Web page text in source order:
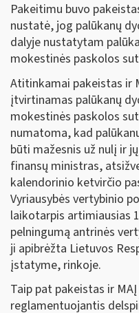
Pakeitimu buvo
nustatė, jog palūkanų
dalyje nustatytam
mokestinės paskolos
Atitinkamai pakeistas ir
įtvirtinamas palūkanų
mokestinės paskolos
numatoma, kad
būti mažesnis už nulį ir
finansų ministras,
kalendorinio ketvirčio
Vyriausybės vertybinio
laikotarpis artimiausias
pelningumą antrinės
ji apibrėžta Lietuvos
įstatyme, rinkoje.
Taip pat pakeistas ir
reglamentuojantis